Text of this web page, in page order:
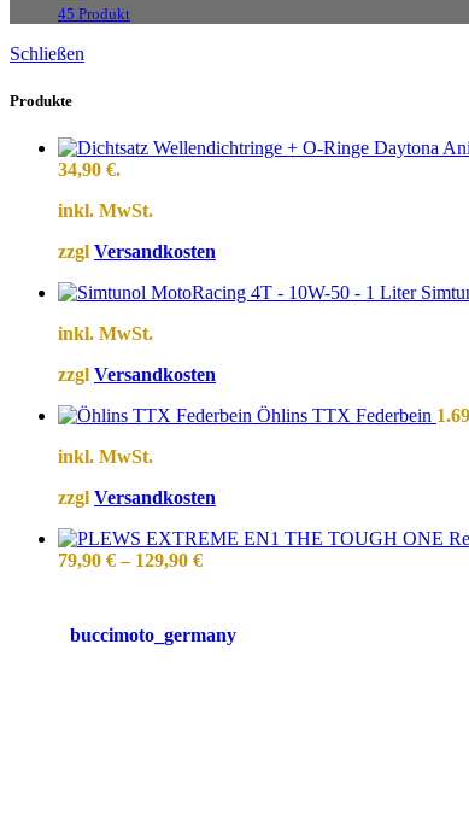
45 Produkt
Schließen
Produkte
34,90 €.
inkl. MwSt.
zzgl Versandkosten
inkl. MwSt.
zzgl Versandkosten
Öhlins TTX Federbein
inkl. MwSt.
zzgl Versandkosten
79,90 €– 129,90 €
buccimoto_germany